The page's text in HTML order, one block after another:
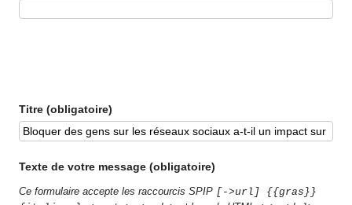
Titre (obligatoire)
Texte de votre message (obligatoire)
Ce formulaire accepte les raccourcis SPIP [->url] {{gras}}